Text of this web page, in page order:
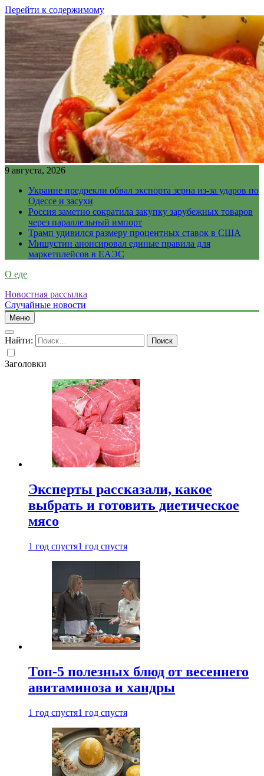
Перейти к содержимому
9 августа, 2026
Украине предрекли обвал экспорта зерна из-за ударов по
Одессе и засухи
Россия заметно сократила закупку зарубежных товаров
через параллельный импорт
Трамп удивился размеру процентных ставок в США
Мишустин анонсировал единые правила для
маркетплейсов в ЕАЭС
О еде
Новостная рассылка
Случайные новости
Меню
Найти:
Заголовки
Эксперты рассказали, какое
выбрать и готовить диетическое
мясо
1 год спустя1 год спустя
Топ-5 полезных блюд от весеннего
авитаминоза и хандры
1 год спустя1 год спустя